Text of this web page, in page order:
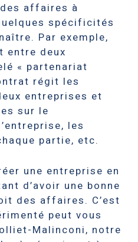
affaires à
spécificités
Par exemple,
entre deux
« partenariat
régit les
entreprises et
sur le
les
partie, etc.
une entreprise en
d’avoir une bonne
des affaires. C’est
peut vous
Malinconi, notre